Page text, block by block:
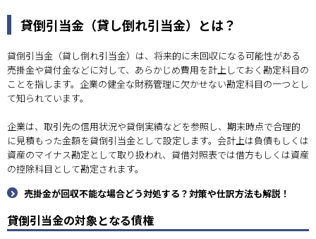
貸倒引当金（貸し倒れ引当金）とは？
貸倒引当金（貸し倒れ引当金）は、将来的に未回収になる可能性がある
売掛金や貸付金などに対して、あらかじめ費用を計上しておく勘定科目の
ことを指します。企業の健全な財務管理に欠かせない勘定科目の一つとし
て知られています。
企業は、取引先の信用状況や貸倒実績などを参照し、期末時点で合理的
に見積もった金額を貸倒引当金として設定します。会計上は負債もしくは
資産のマイナス勘定として取り扱われ、貸借対照表では借方もしくは資産
の控除科目として勘定されます。
売掛金が回収不能な場合どう対処する？対策や仕訳方法も解説！
貸倒引当金の対象となる債権